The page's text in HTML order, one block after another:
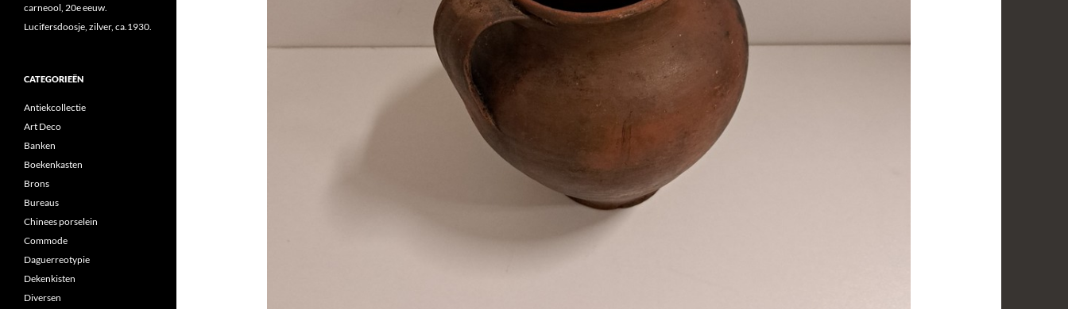
carneool, 20e eeuw.
Lucifersdoosje, zilver, ca.1930.
CATEGORIEËN
Antiekcollectie
Art Deco
Banken
Boekenkasten
Brons
Bureaus
Chinees porselein
Commode
Daguerreotypie
Dekenkisten
Diversen